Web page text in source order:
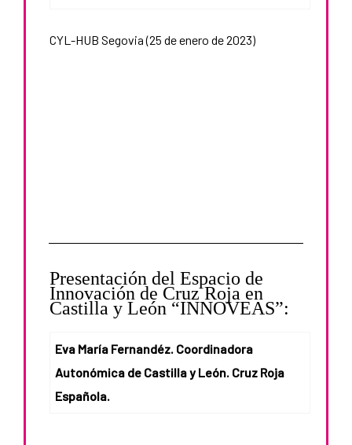
CYL-HUB Segovia (25 de enero de 2023)
Presentación del Espacio de
Innovación de Cruz Roja en
Castilla y León “INNOVEAS”:
Eva María Fernandéz. Coordinadora
Autonómica de Castilla y León. Cruz Roja
Española.